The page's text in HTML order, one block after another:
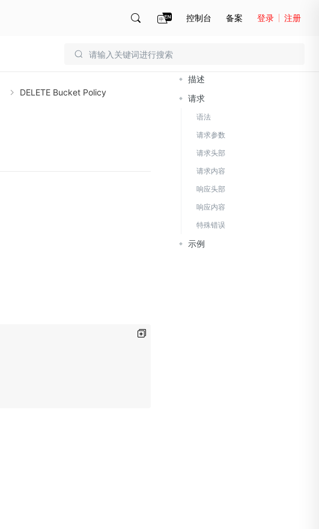
控制台 备案 登录 注册
DELETE Bucket Policy
描述
请求
语法
请求参数
请求头部
请求内容
响应头部
响应内容
特殊错误
示例